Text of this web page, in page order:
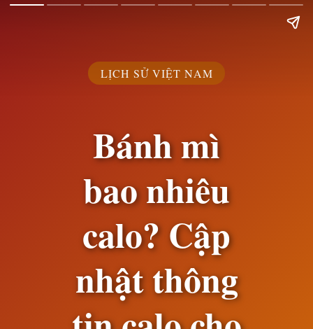
LỊCH SỬ VIỆT NAM
Bánh mì
bao nhiêu
calo? Cập
nhật thông